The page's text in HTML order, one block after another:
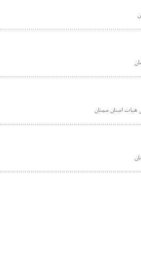
استان سمنان